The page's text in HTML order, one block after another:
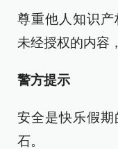
尊重他人知识
未经授权的内容
警方提示
安全是快乐假
石。